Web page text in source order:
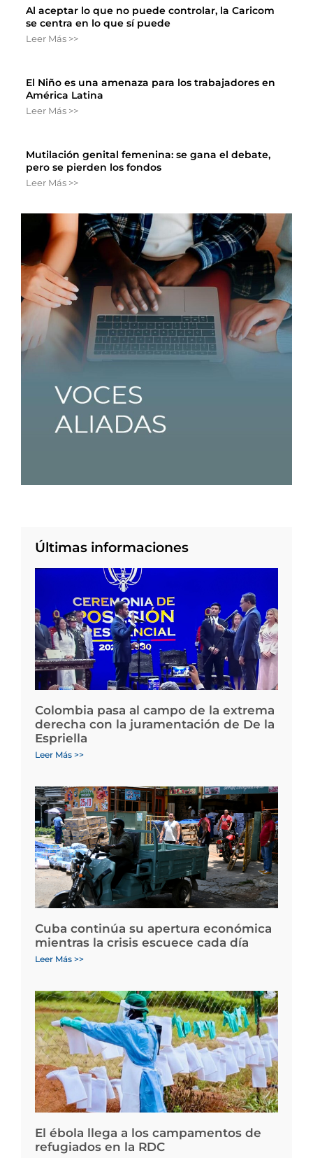
Al aceptar lo que no puede controlar, la Caricom
se centra en lo que sí puede
Leer Más >>
El Niño es una amenaza para los trabajadores en
América Latina
Leer Más >>
Mutilación genital femenina: se gana el debate,
pero se pierden los fondos
Leer Más >>
Últimas informaciones
Colombia pasa al campo de la extrema
derecha con la juramentación de De la
Espriella
Leer Más >>
Cuba continúa su apertura económica
mientras la crisis escuece cada día
Leer Más >>
El ébola llega a los campamentos de
refugiados en la RDC